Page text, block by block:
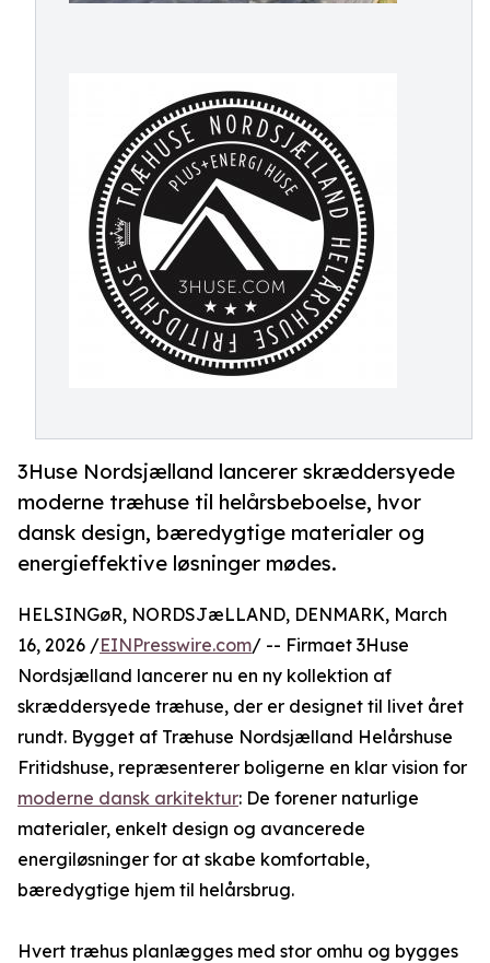
3Huse Nordsjælland lancerer skræddersyede
moderne træhuse til helårsbeboelse, hvor
dansk design, bæredygtige materialer og
energieffektive løsninger mødes.
HELSINGøR, NORDSJæLLAND, DENMARK, March
16, 2026 /EINPresswire.com/ -- Firmaet 3Huse
Nordsjælland lancerer nu en ny kollektion af
skræddersyede træhuse, der er designet til livet året
rundt. Bygget af Træhuse Nordsjælland Helårshuse
Fritidshuse, repræsenterer boligerne en klar vision for
moderne dansk arkitektur: De forener naturlige
materialer, enkelt design og avancerede
energiløsninger for at skabe komfortable,
bæredygtige hjem til helårsbrug.
Hvert træhus planlægges med stor omhu og bygges